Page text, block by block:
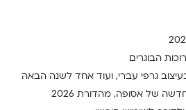
הבוגרים
של אסופה, מהדורת 2026